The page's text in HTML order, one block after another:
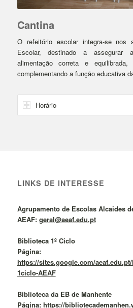
Cantina
O refeitório escolar integra-se nos
Escolar, destinado a assegurar
alimentação correta e
complementando a função educativa
Horário
LINKS DE INTERESSE
Agrupamento de Escolas Alcaides
AEAF: geral@aeaf.edu.pt
Biblioteca 1º Ciclo
Página:
https://sites.google.com/
1ciclo-AEAF
Biblioteca da EB de Manhente
Página: https://